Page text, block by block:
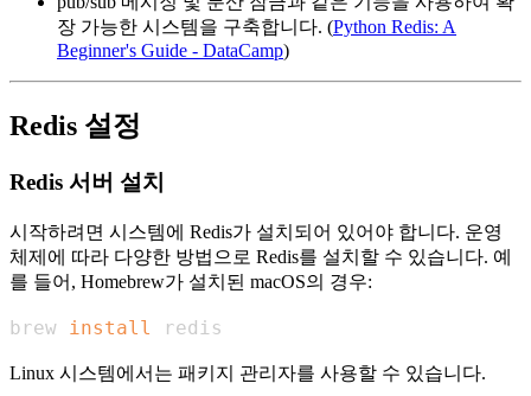
장 가능한 시스템을 구축합니다. (Python Redis: A
Beginner's Guide - DataCamp)
Redis 설정
Redis 서버 설치
시작하려면 시스템에 Redis가 설치되어 있어야 합니다. 운영
체제에 따라 다양한 방법으로 Redis를 설치할 수 있습니다. 예
를 들어, Homebrew가 설치된 macOS의 경우:
brew install redis
Linux 시스템에서는 패키지 관리자를 사용할 수 있습니다.